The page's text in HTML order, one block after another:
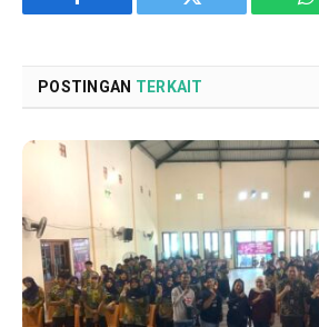
Facebook Twitter
POSTINGAN TERKAIT